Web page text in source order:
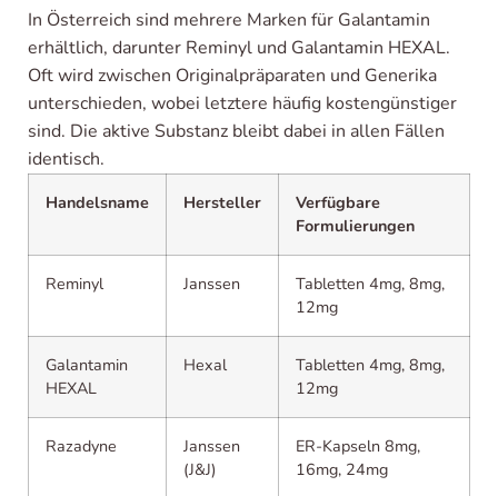
In Österreich sind mehrere Marken für Galantamin
erhältlich, darunter Reminyl und Galantamin HEXAL.
Oft wird zwischen Originalpräparaten und Generika
unterschieden, wobei letztere häufig kostengünstiger
sind. Die aktive Substanz bleibt dabei in allen Fällen
identisch.
Handelsname Hersteller
Verfügbare
Formulierungen
Reminyl Janssen
Tabletten 4mg, 8mg,
12mg
Galantamin
HEXAL
Hexal
Tabletten 4mg, 8mg,
12mg
Razadyne
Janssen
(J&J)
ER-Kapseln 8mg,
16mg, 24mg